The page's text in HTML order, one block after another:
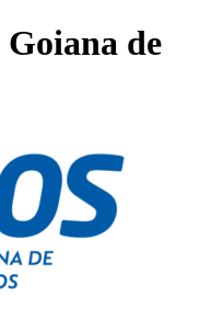
Goiana de